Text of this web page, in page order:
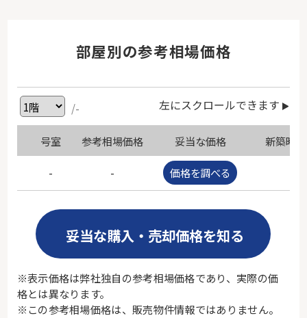
部屋別の参考相場価格
/- 左にスクロールできます
号室 参考相場価格 妥当な価格 新築時
- - 価格を調べる
妥当な購入・売却価格を知る
※表示価格は弊社独自の参考相場価格であり、実際の価
格とは異なります。
※この参考相場価格は、販売物件情報ではありません。